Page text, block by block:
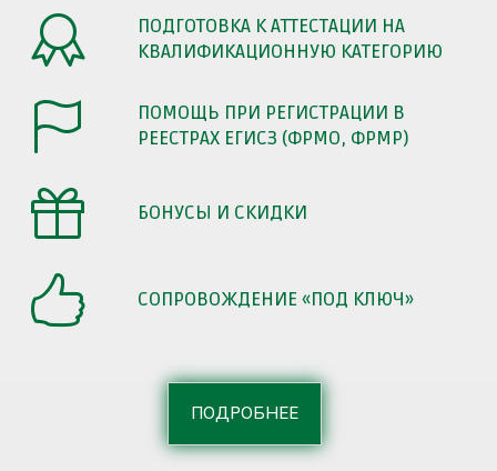
ПОДГОТОВКА К АТТЕСТАЦИИ НА
КВАЛИФИКАЦИОННУЮ КАТЕГОРИЮ
ПОМОЩЬ ПРИ РЕГИСТРАЦИИ В
РЕЕСТРАХ ЕГИСЗ (ФРМО, ФРМР)
БОНУСЫ И СКИДКИ
СОПРОВОЖДЕНИЕ «ПОД КЛЮЧ»
ПОДРОБНЕЕ